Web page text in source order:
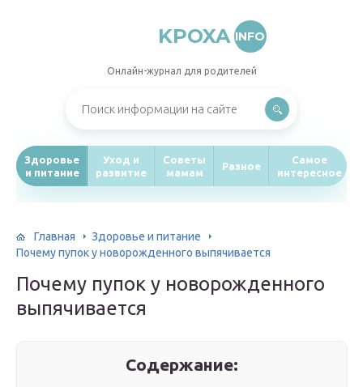
KPOXA INFO
Онлайн-журнал для родителей
Здоровье
и питание
Уход и
развитие
Советы
мамам
Разное
Самое
интересное
Главная
Здоровье и питание
Почему пупок у новорожденного выпячивается
Почему пупок у новорожденного
выпячивается
Содержание: